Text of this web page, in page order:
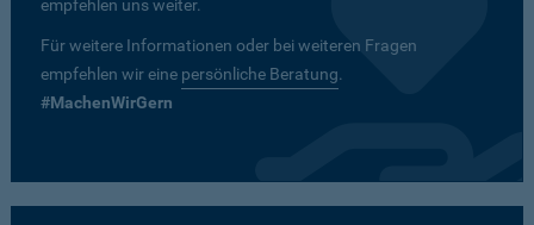
empfehlen uns weiter.
Für weitere Informationen oder bei weiteren Fragen
empfehlen wir eine persönliche Beratung.
#MachenWirGern